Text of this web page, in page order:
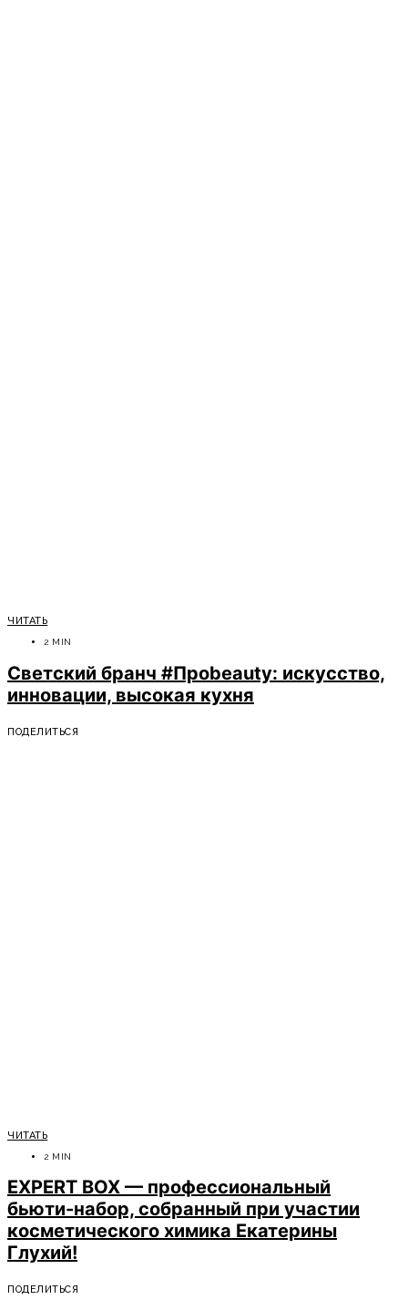
ЧИТАТЬ
2 MIN
Светский бранч #Проbeauty: искусство,
инновации, высокая кухня
ПОДЕЛИТЬСЯ
ЧИТАТЬ
2 MIN
EXPERT BOX — профессиональный
бьюти-набор, собранный при участии
косметического химика Екатерины
Глухий!
ПОДЕЛИТЬСЯ